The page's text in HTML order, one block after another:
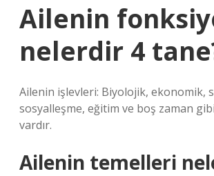
Ailenin
nelerdir 4
Ailenin işlevleri: Biyolojik, ekonomik,
sosyalleşme, eğitim ve boş zaman
vardır.
Ailenin temelleri